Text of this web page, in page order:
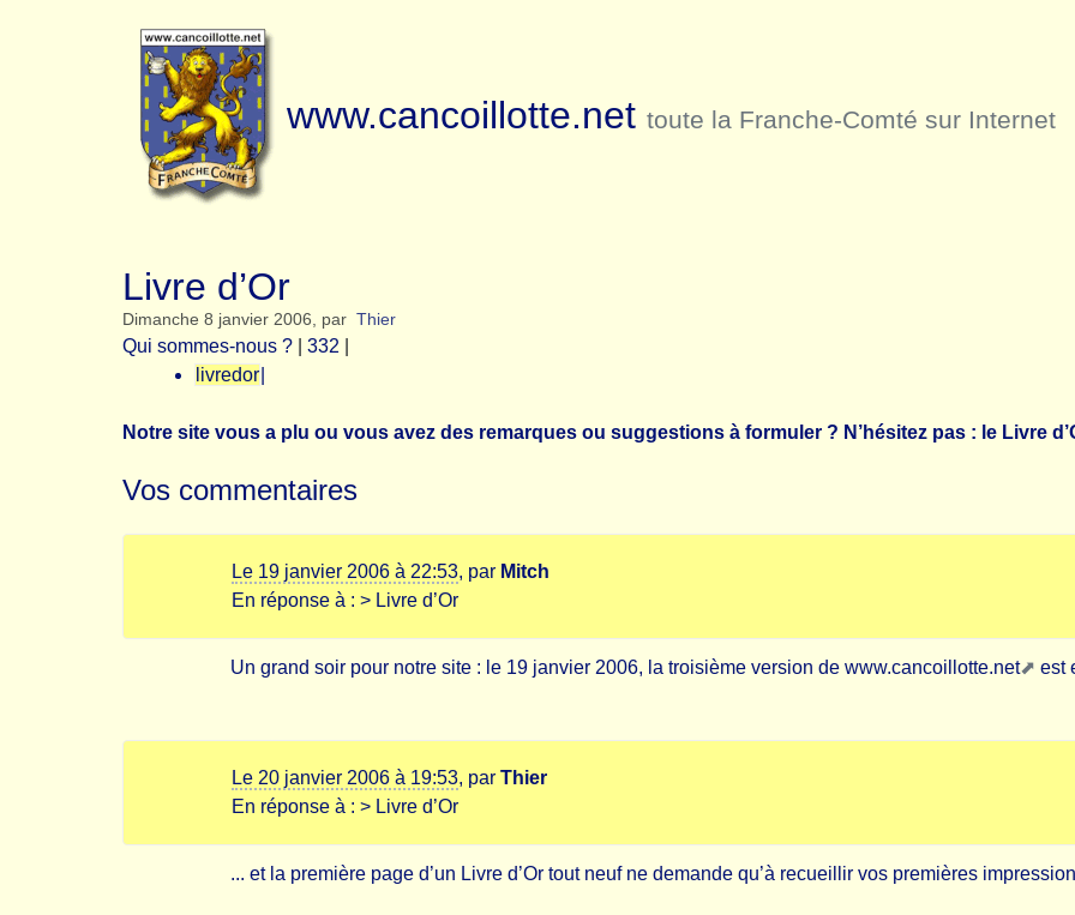
www.cancoillotte.net toute la Franche-Comté sur Internet
Livre d’Or
Dimanche 8 janvier 2006, par Thier
Qui sommes-nous ? 332
livredor
Notre site vous a plu ou vous avez des remarques ou suggestions à formuler ? N’hésitez pas : le Livre
Vos commentaires
Le 19 janvier 2006 à 22:53, par Mitch
En réponse à : > Livre d’Or
Un grand soir pour notre site : le 19 janvier 2006, la troisième version de www.cancoillotte.net est
Le 20 janvier 2006 à 19:53, par Thier
En réponse à : > Livre d’Or
... et la première page d’un Livre d’Or tout neuf ne demande qu’à recueillir vos premières